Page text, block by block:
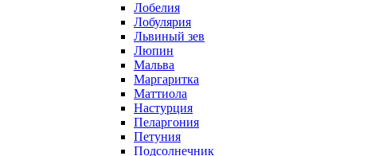
Лобелия
Лобулярия
Львиный зев
Люпин
Мальва
Маргаритка
Маттиола
Настурция
Пеларгония
Петуния
Подсолнечник